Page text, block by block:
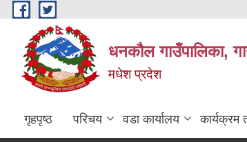
Skip to main content
धनकौल गाउँपालिका,
मधेश प्रदेश
गृहपृष्ठ परिचय वडा कार्यालय कार्यक्रम